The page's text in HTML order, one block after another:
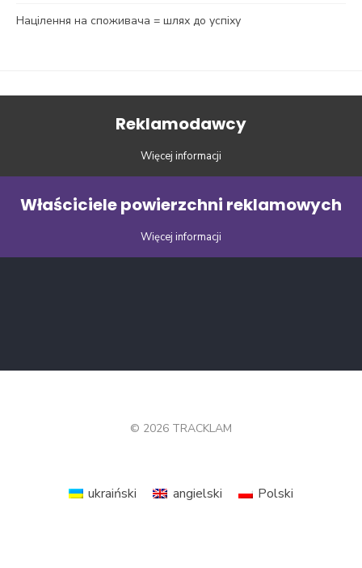
Націлення на споживача = шлях до успіху
Reklamodawcy
Więcej informacji
Właściciele powierzchni reklamowych
Więcej informacji
© 2026 TRACKLAM
ukraiński angielski Polski